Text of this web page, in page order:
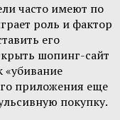
часто имеют по
роль и фактор
его
шопинг-сайт
«убивание
приложения еще
покупку.